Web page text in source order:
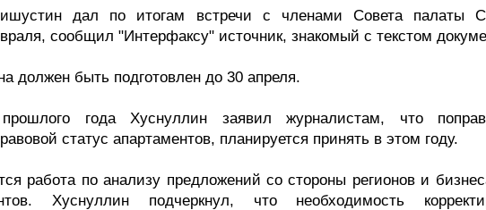
дал по итогам встречи с членами Совета палаты
сообщил "Интерфаксу" источник, знакомый с текстом
должен быть подготовлен до 30 апреля.
года Хуснуллин заявил журналистам, что
статус апартаментов, планируется принять в этом году.
работа по анализу предложений со стороны регионов и
Хуснуллин подчеркнул, что необходимость